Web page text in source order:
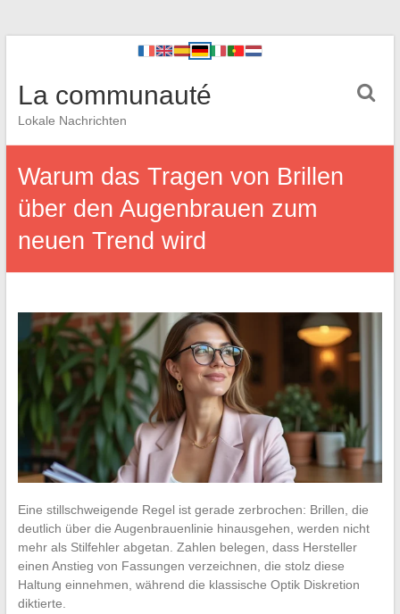
La communauté
Lokale Nachrichten
Warum das Tragen von Brillen
über den Augenbrauen zum
neuen Trend wird
Eine stillschweigende Regel ist gerade zerbrochen: Brillen, die
deutlich über die Augenbrauenlinie hinausgehen, werden nicht
mehr als Stilfehler abgetan. Zahlen belegen, dass Hersteller
einen Anstieg von Fassungen verzeichnen, die stolz diese
Haltung einnehmen, während die klassische Optik Diskretion
diktierte.